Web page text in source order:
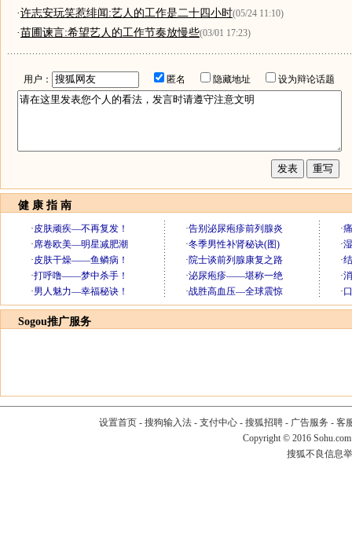
·许志安玩笑惹绯闻:艺人的工作是二十四小时(05/24 11:10)
·苗圃谏言:希望艺人的工作节奏放慢些(03/01 17:23)
用户： 匿名 隐藏地址 设为辩论话题
健 康 指 南
Sogou推广服务
设置首页- 搜狗输入法- 支付中心- 搜狐招聘- 广告服务 - 客
Copyright © 2016
搜狐不良信息